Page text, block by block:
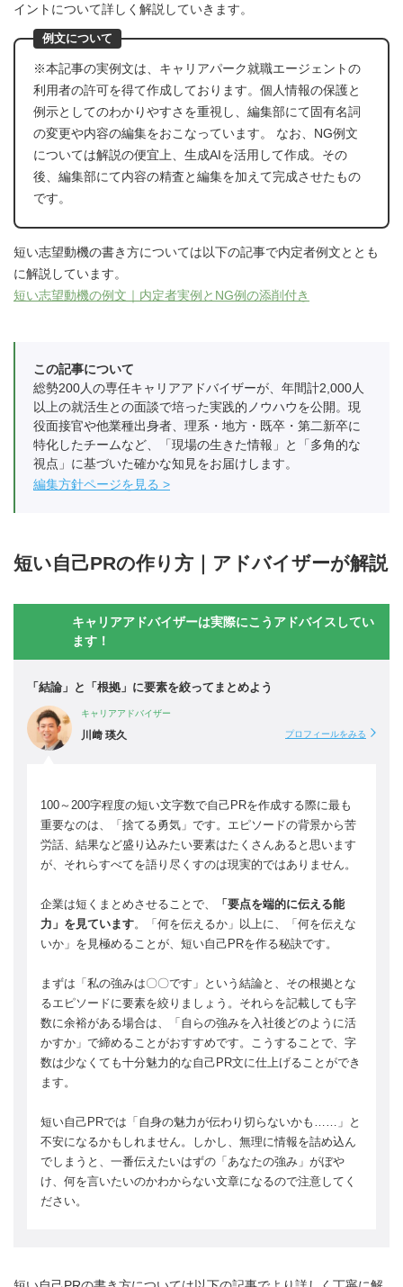
イントについて詳しく解説していきます。
例文について
※本記事の実例文は、キャリアパーク就職エージェントの
利用者の許可を得て作成しております。個人情報の保護と
例示としてのわかりやすさを重視し、編集部にて固有名詞
の変更や内容の編集をおこなっています。 なお、NG例文
については解説の便宜上、生成AIを活用して作成。その
後、編集部にて内容の精査と編集を加えて完成させたもの
です。
短い志望動機の書き方については以下の記事で内定者例文ととも
に解説しています。
短い志望動機の例文｜内定者実例とNG例の添削付き
この記事について
総勢200人の専任キャリアアドバイザーが、年間計2,000人
以上の就活生との面談で培った実践的ノウハウを公開。現
役面接官や他業種出身者、理系・地方・既卒・第二新卒に
特化したチームなど、「現場の生きた情報」と「多角的な
視点」に基づいた確かな知見をお届けします。
編集方針ページを見る
短い自己PRの作り方｜アドバイザーが解説
キャリアアドバイザーは実際にこうアドバイスしてい
ます！
「結論」と「根拠」に要素を絞ってまとめよう
キャリアアドバイザー
川﨑 瑛久 プロフィールをみる
100～200字程度の短い文字数で自己PRを作成する際に最も
重要なのは、「捨てる勇気」です。エピソードの背景から苦
労話、結果など盛り込みたい要素はたくさんあると思います
が、それらすべてを語り尽くすのは現実的ではありません。
企業は短くまとめさせることで、
「要点を端的に伝える能
力」を見ています。「何を伝えるか」以上に、「何を伝えな
いか」を見極めることが、短い自己PRを作る秘訣です。
まずは「私の強みは〇〇です」という結論と、その根拠とな
るエピソードに要素を絞りましょう。それらを記載しても字
数に余裕がある場合は、「自らの強みを入社後どのように活
かすか」で締めることがおすすめです。こうすることで、字
数は少なくても十分魅力的な自己PR文に仕上げることができ
ます。
短い自己PRでは「自身の魅力が伝わり切らないかも……」と
不安になるかもしれません。しかし、無理に情報を詰め込ん
でしまうと、一番伝えたいはずの「あなたの強み」がぼや
け、何を言いたいのかわからない文章になるので注意してく
ださい。